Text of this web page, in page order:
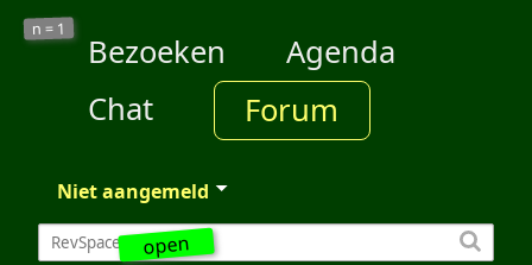
open
n = 1
Bezoeken
Agenda
Chat
Forum
Niet aangemeld